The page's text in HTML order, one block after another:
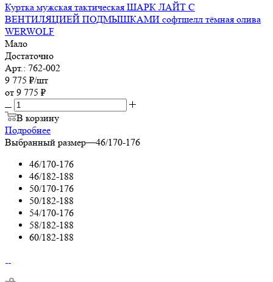
Куртка мужская тактическая ШАРК ЛАЙТ С
ВЕНТИЛЯЦИЕЙ ПОДМЫШКАМИ софтшелл тёмная олива
WERWOLF
Мало
Достаточно
Арт.: 762-002
9 775 ₽/шт
от 9 775 ₽
В корзину
Подробнее
Выбранный размер—46/170-176
46/170-176
46/182-188
50/170-176
50/182-188
54/170-176
58/182-188
60/182-188